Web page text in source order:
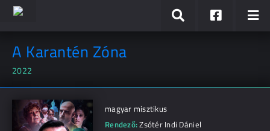
A Karantén Zóna
2022
magyar misztikus
Rendező:Zsótér Indi Dániel